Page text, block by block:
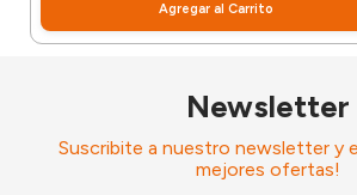
Agregar al Carrito
Newsletter
Suscribite a nuestro newsletter y
mejores ofertas!